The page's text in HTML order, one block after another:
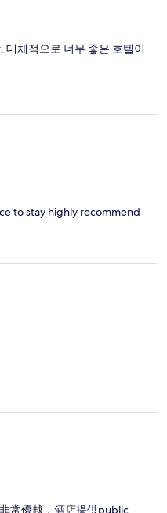
대체적으로 너무 좋은 호텔이
to stay highly recommend
常優越，酒店提供public